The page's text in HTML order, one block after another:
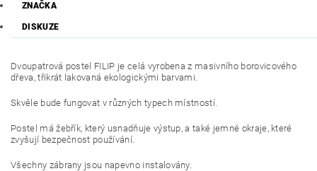
ZNAČKA
DISKUZE
Dvoupatrová postel FILIP je celá vyrobena z masivního borovicového
dřeva, třikrát lakovaná ekologickými barvami.
Skvěle bude fungovat v různých typech místností.
Postel má žebřík, který usnadňuje výstup, a také jemné okraje, které
zvyšují bezpečnost používání.
Všechny zábrany jsou napevno instalovány.